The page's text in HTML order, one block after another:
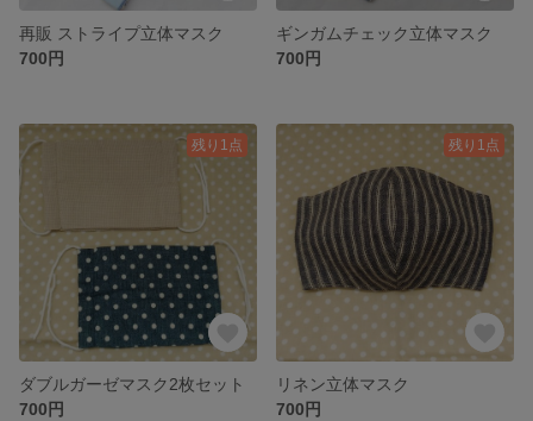
再販 ストライプ立体マスク
700円
ギンガムチェック立体マスク
700円
残り1点
ダブルガーゼマスク2枚セット
700円
残り1点
リネン立体マスク
700円